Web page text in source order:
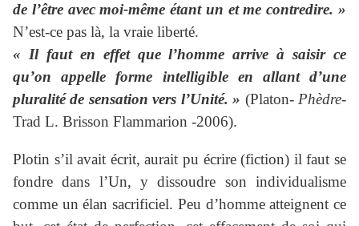
de l’être avec moi-même étant un et me contredire. »
N’est-ce pas là, la vraie liberté.
« Il faut en effet que l’homme arrive à saisir ce
qu’on appelle forme intelligible en allant d’une
pluralité de sensation vers l’Unité. » (Platon- Phèdre-
Trad L. Brisson Flammarion -2006).
Plotin s’il avait écrit, aurait pu écrire (fiction) il faut se
fondre dans l’Un, y dissoudre son individualisme
comme un élan sacrificiel. Peu d’homme atteignent ce